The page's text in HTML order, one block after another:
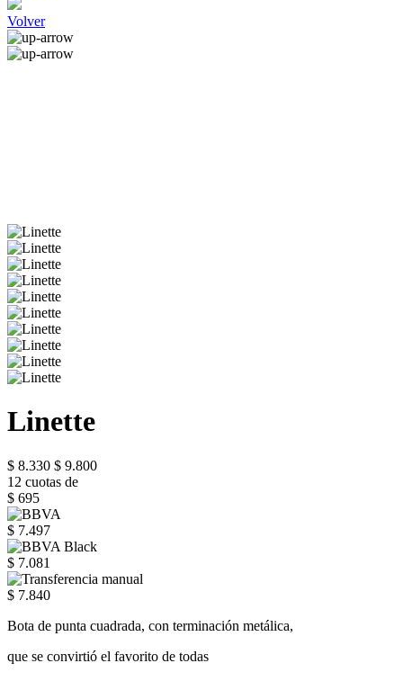
Volver
Linette
$ 8.330 $ 9.800
12 cuotas de
$ 695
$ 7.497
$ 7.081
$ 7.840
Bota de punta cuadrada, con terminación metálica,
que se convirtió el favorito de todas